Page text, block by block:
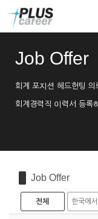
Job Offer
회계 포지션 헤드헌팅
회계경력직 이력서 등록
Job Offer
전체